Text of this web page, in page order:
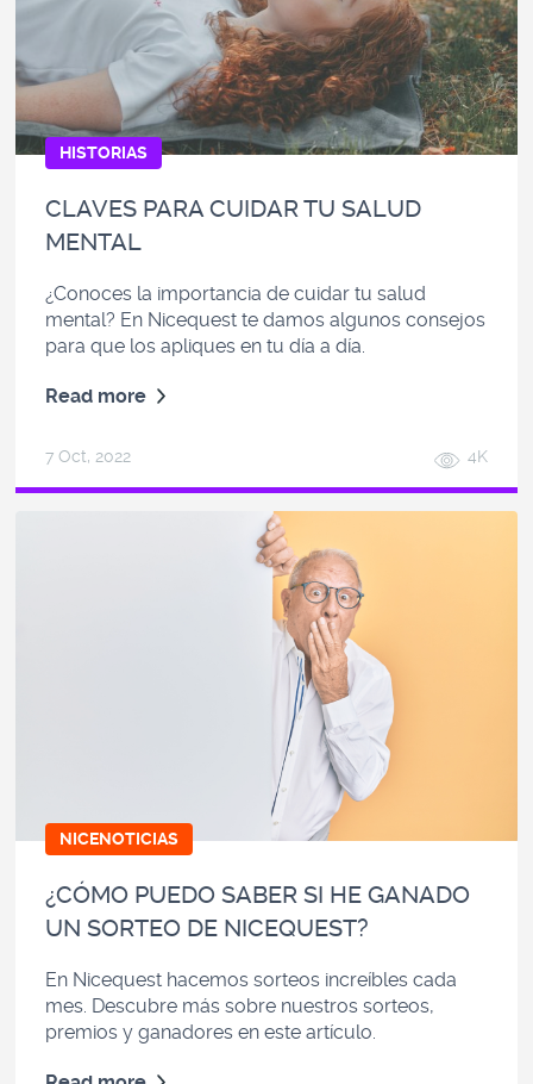
HISTORIAS
CLAVES PARA CUIDAR TU SALUD
MENTAL
¿Conoces la importancia de cuidar tu salud
mental? En Nicequest te damos algunos consejos
para que los apliques en tu día a día.
Read more
7 Oct, 2022 4K
NICENOTICIAS
¿CÓMO PUEDO SABER SI HE GANADO
UN SORTEO DE NICEQUEST?
En Nicequest hacemos sorteos increíbles cada
mes. Descubre más sobre nuestros sorteos,
premios y ganadores en este artículo.